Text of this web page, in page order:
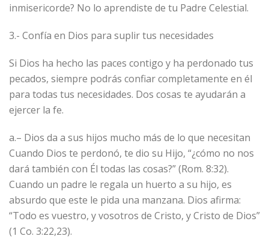
inmisericorde? No lo aprendiste de tu Padre Celestial.
3.- Confía en Dios para suplir tus necesidades
Si Dios ha hecho las paces contigo y ha perdonado tus
pecados, siempre podrás confiar completamente en él
para todas tus necesidades. Dos cosas te ayudarán a
ejercer la fe.
a.– Dios da a sus hijos mucho más de lo que necesitan
Cuando Dios te perdonó, te dio su Hijo, “¿cómo no nos
dará también con Él todas las cosas?” (Rom. 8:32).
Cuando un padre le regala un huerto a su hijo, es
absurdo que este le pida una manzana. Dios afirma:
“Todo es vuestro, y vosotros de Cristo, y Cristo de Dios”
(1 Co. 3:22,23).